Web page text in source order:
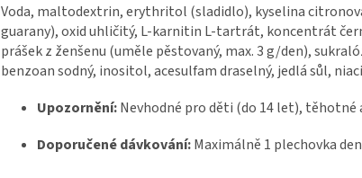
Voda, maltodextrin, erythritol (sladidlo), kyselina
guarany), oxid uhličitý, L-karnitin L-tartrát, koncentrát
prášek z ženšenu (uměle pěstovaný, max. 3 g/den),
benzoan sodný, inositol, acesulfam draselný, jedlá sůl,
Upozornění:Nevhodné pro děti (do 14 let), těhotné
Doporučené dávkování:Maximálně 1 plechovka